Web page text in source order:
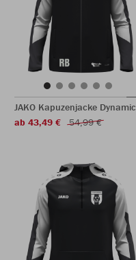
JAKO Kapuzenjacke Dynamic
ab 43,49 €
54,99 €